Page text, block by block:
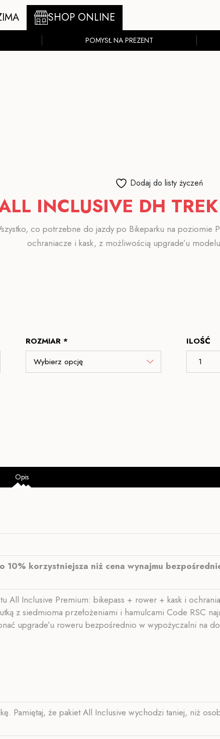
SHOP ONLINE
POMYSŁ NA PREZENT
Dodaj do listy życzeń
INCLUSIVE DH
co potrzebne do jazdy po Bikeparku na poziomie
ochraniacze i kask, z możliwością upgrade’u
ROZMIAR * ILOŚĆ
Opis
10% korzystniejsza niż cena wynajmu
All Inclusive Premium: bikepass + rower + kask i
z siedmioma przełożeniami i hamulcami Code RSC
upgrade’u roweru bezpośrednio w wypożyczalni na
Pamiętaj, że pakiet All Inclusive wychodzi taniej, niż